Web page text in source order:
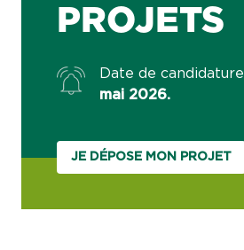
PROJETS
Date de candidature
mai 2026.
JE DÉPOSE MON PROJET